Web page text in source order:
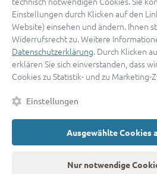
By continuing, you are indicating
ServiceandPrivacy
Sie haben noch keinen
oder als Anwalt
© 2026
Einstellungen durch Klicken auf den
Website) einsehen und ändern. Ihnen
Widerrufsrecht zu. Weitere
Datenschutzerklärung. Durch Klicken
erklären Sie sich einverstanden, dass
Cookies zu Statistik- und zu Marketing-
Einstellungen
Ausgewählte Cookies
Nur notwendige